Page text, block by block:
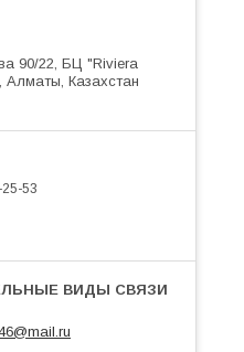
90/22, БЦ "Riviera
Казахстан
53